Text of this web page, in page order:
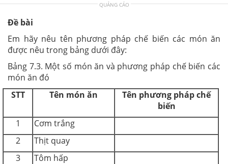
QUẢNG CÁO
Đề bài
Em hãy nêu tên phương pháp chế biến các món ăn
được nêu trong bảng dưới đây:
Bảng 7.3. Một số món ăn và phương pháp chế biến các
món ăn đó
STT
Tên món ăn
Tên phương pháp chế
biến
1
Cơm trắng
2
Thịt quay
3
Tôm hấp